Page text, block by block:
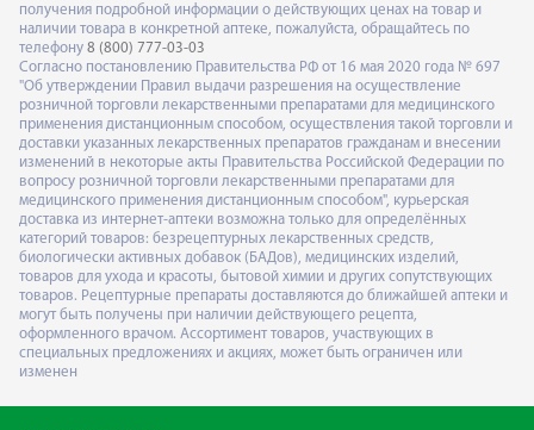
получения подробной информации о действующих ценах на товар и
наличии товара в конкретной аптеке, пожалуйста, обращайтесь по
телефону 8 (800) 777-03-03
Согласно постановлению Правительства РФ от 16 мая 2020 года № 697
"Об утверждении Правил выдачи разрешения на осуществление
розничной торговли лекарственными препаратами для медицинского
применения дистанционным способом, осуществления такой торговли и
доставки указанных лекарственных препаратов гражданам и внесении
изменений в некоторые акты Правительства Российской Федерации по
вопросу розничной торговли лекарственными препаратами для
медицинского применения дистанционным способом", курьерская
доставка из интернет-аптеки возможна только для определённых
категорий товаров: безрецептурных лекарственных средств,
биологически активных добавок (БАДов), медицинских изделий,
товаров для ухода и красоты, бытовой химии и других сопутствующих
товаров. Рецептурные препараты доставляются до ближайшей аптеки и
могут быть получены при наличии действующего рецепта,
оформленного врачом. Ассортимент товаров, участвующих в
специальных предложениях и акциях, может быть ограничен или
изменен